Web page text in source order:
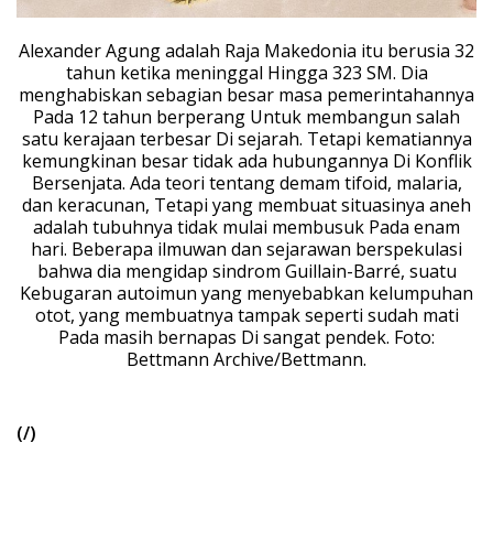
Alexander Agung adalah Raja Makedonia itu berusia 32
tahun ketika meninggal Hingga 323 SM. Dia
menghabiskan sebagian besar masa pemerintahannya
Pada 12 tahun berperang Untuk membangun salah
satu kerajaan terbesar Di sejarah. Tetapi kematiannya
kemungkinan besar tidak ada hubungannya Di Konflik
Bersenjata. Ada teori tentang demam tifoid, malaria,
dan keracunan, Tetapi yang membuat situasinya aneh
adalah tubuhnya tidak mulai membusuk Pada enam
hari. Beberapa ilmuwan dan sejarawan berspekulasi
bahwa dia mengidap sindrom Guillain-Barré, suatu
Kebugaran autoimun yang menyebabkan kelumpuhan
otot, yang membuatnya tampak seperti sudah mati
Pada masih bernapas Di sangat pendek. Foto:
Bettmann Archive/Bettmann.
(/)